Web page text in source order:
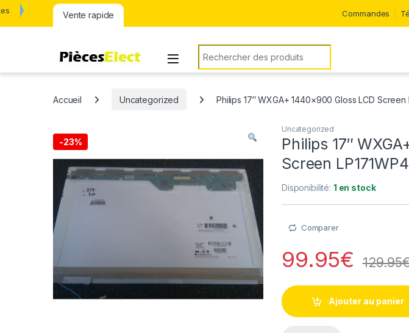
Vente rapide Commandes
Rechercher:
Accueil Uncategorized Philips 17″ WXGA+ 1440×900 Gloss LCD Screen
-23%
Uncategorized
Philips 17″
Screen
Disponibilité: 1 en stock
Comparer
99.95€ 129.95
Ajouter au panier